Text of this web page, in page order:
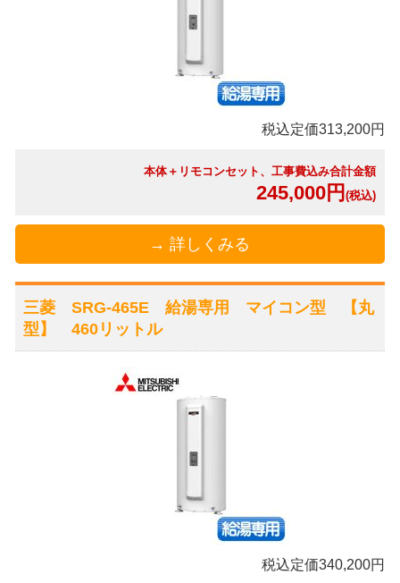
税込定価313,200円
本体＋リモコンセット、工事費込み合計金額
245,000円 (税込)
→ 詳しくみる
三菱 SRG-465E 給湯専用 マイコン型 【丸
型】 460リットル
税込定価340,200円